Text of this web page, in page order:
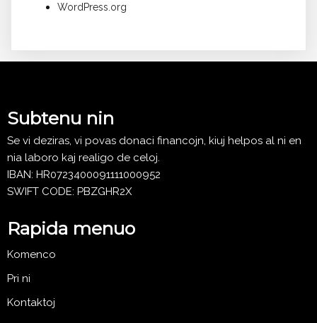
WordPress.org
Subtenu nin
Se vi deziras, vi povas donaci financojn, kiuj helpos al ni en
nia laboro kaj realigo de celoj.
IBAN: HR0723400091111000952
SWIFT CODE: PBZGHR2X
Rapida menuo
Komenco
Pri ni
Kontaktoj